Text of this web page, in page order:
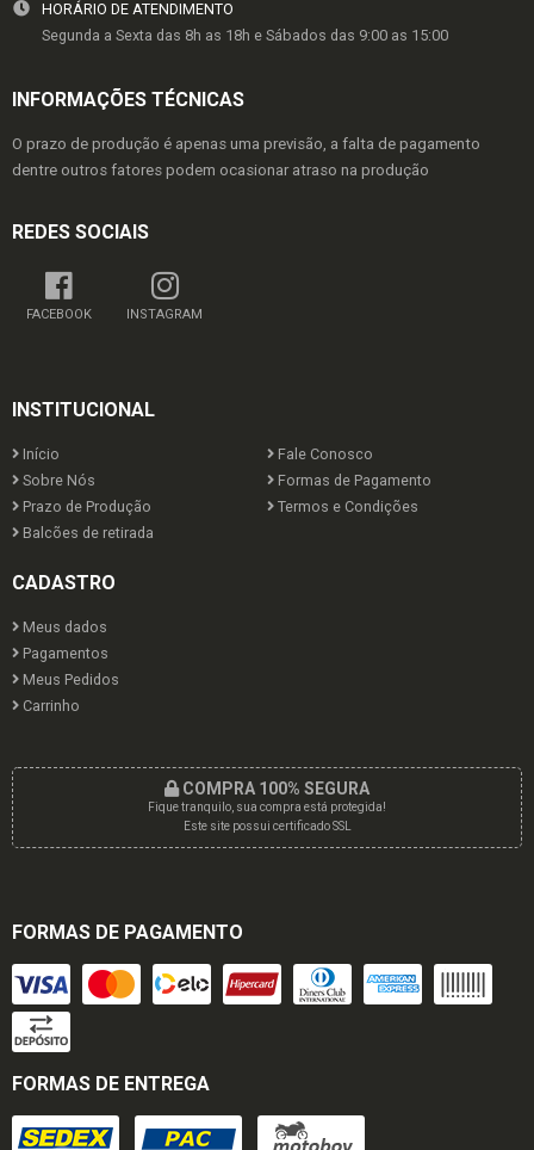
HORÁRIO DE ATENDIMENTO
Segunda a Sexta das 8h as 18h e Sábados das 9:00 as 15:00
INFORMAÇÕES TÉCNICAS
O prazo de produção é apenas uma previsão, a falta de pagamento
dentre outros fatores podem ocasionar atraso na produção
REDES SOCIAIS
FACEBOOK INSTAGRAM
INSTITUCIONAL
Início
Fale Conosco
Sobre Nós
Formas de Pagamento
Prazo de Produção
Termos e Condições
Balcões de retirada
CADASTRO
Meus dados
Pagamentos
Meus Pedidos
Carrinho
COMPRA 100% SEGURA
Fique tranquilo, sua compra está protegida!
Este site possui certificado SSL
FORMAS DE PAGAMENTO
FORMAS DE ENTREGA